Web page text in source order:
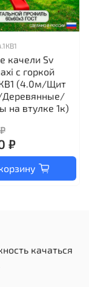
качели Sv
с горкой
(4.0м/Щит
Деревянные/
на втулке 1к)
₽
качаться